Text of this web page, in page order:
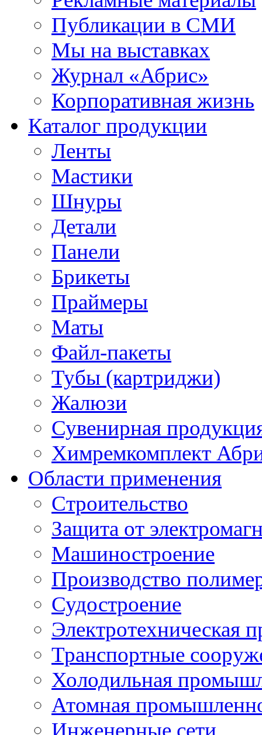
Публикации в СМИ
Мы на выставках
Журнал «Абрис»
Корпоративная жизнь
Каталог продукции
Ленты
Мастики
Шнуры
Детали
Панели
Брикеты
Праймеры
Маты
Файл-пакеты
Тубы (картриджи)
Жалюзи
Сувенирная
Химремкомплект
Области применения
Строительство
Защита от
Машиностроение
Производство
Судостроение
Электротехническая
Транспортные
Холодильная
Атомная
Инженерные сети